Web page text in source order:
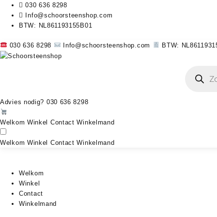
030 636 8298
Info@schoorsteenshop.com
BTW: NL861193155B01
030 636 8298 Info@schoorsteenshop.com BTW:
zoeken
Advies nodig? 030 636 8298
Welkom Winkel Contact Winkelmand
Welkom Winkel Contact Winkelmand
Welkom
Winkel
Contact
Winkelmand